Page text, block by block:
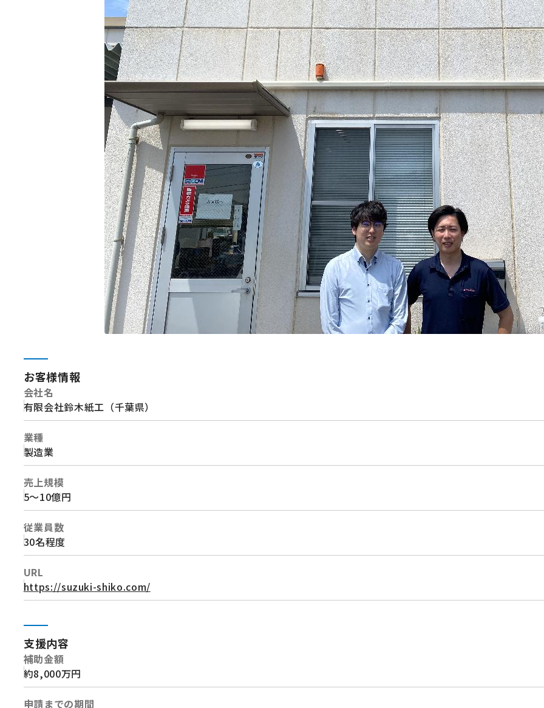
お客様情報
会社名
有限会社鈴木紙工（千葉県）
業種
製造業
売上規模
5～10億円
従業員数
30名程度
URL
https://suzuki-shiko.com/
支援内容
補助金額
約8,000万円
申請までの期間